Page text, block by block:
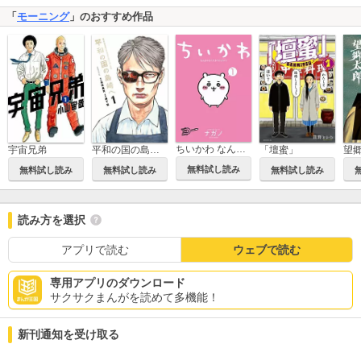
「 モーニング」のおすすめ作品
宇宙兄弟
無料試し読み
平和の国の島崎へ
無料試し読み
ちいかわ なんか小さくてかわいいやつ
無料試し読み
「壇蜜」
無料試し読み
望
読み方を選択
アプリで読む ウェブで読む
専用アプリのダウンロード
サクサクまんがを読めて多機能！
新刊通知を受け取る